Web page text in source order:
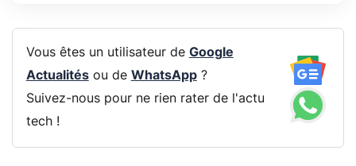
Vous êtes un utilisateur de Google
Actualitésou de WhatsApp?
Suivez-nous pour ne rien rater de l'actu
tech !